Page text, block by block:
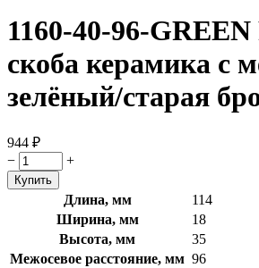
1160-40-96-
скоба керамика с
зелёный/старая
944 ₽
−
+
Длина, мм
114
Ширина, мм
18
Высота, мм
35
Межосевое расстояние, мм 96